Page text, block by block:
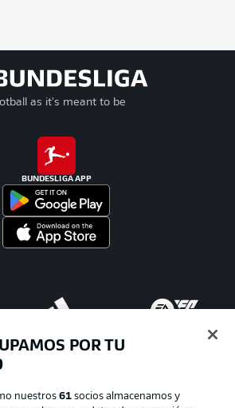
as it's meant to be
BUNDESLIGA APP
POR TU
nuestros 61socios almacenamos y